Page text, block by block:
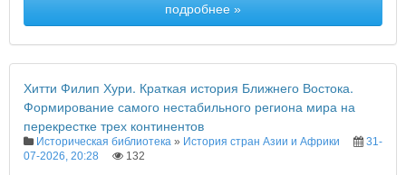
подробнее »
Хитти Филип Хури. Краткая история Ближнего Востока.
Формирование самого нестабильного региона мира на
перекрестке трех континентов
Историческая библиотека » История стран Азии и Африки
31-
07-2026, 20:28
132